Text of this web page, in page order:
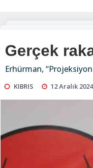
Gerçek
Erhürman,
KIBRIS 12 Aralık